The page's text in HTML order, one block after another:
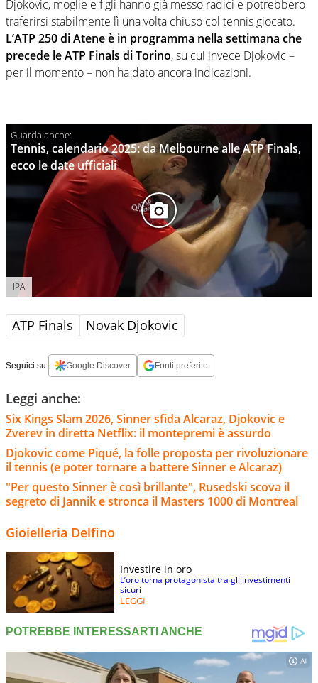
Djokovic, moglie e figli hanno già messo radici e potrebbero
traferirsi stabilmente lì una volta chiuso col tennis giocato.
L’ATP 250 di Atene è in programma nella settimana che
precede le ATP Finals di Torino, su cui invece Djokovic –
per il momento – non ha dato ancora indicazioni.
Tennis, calendario 2025: da Melbourne alle ATP Finals,
ecco le date ufficiali
IPA
ATP Finals Novak Djokovic
Seguici su: Google Discover Fonti preferite
Leggi anche:
Six Kings Slam 2026, Sinner sfida Alcaraz, Djokovic e
Zverev in diretta Netflix: il montepremi è assurdo
Djokovic come Piqué, la folle proposta per rivoluzionare
il tennis (e poter tornare a battere Sinner e Alcaraz)
"Per questo Sinner è così brillante", Rusedski scova il
segreto di Jannik e stronca il Masters 1000 di Montreal
Gioielleria Delfino
Investire in oro
L’oro torna protagonista tra gli investimenti
sicuri
LEGGI